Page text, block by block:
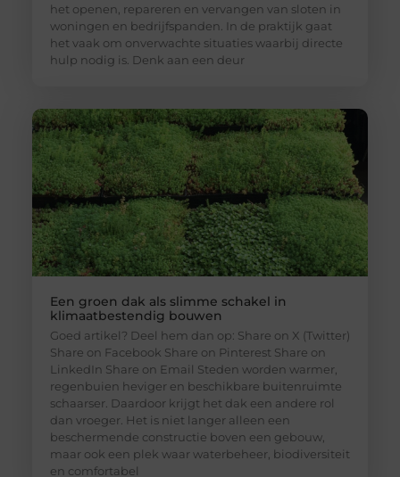
het openen, repareren en vervangen van sloten in
woningen en bedrijfspanden. In de praktijk gaat
het vaak om onverwachte situaties waarbij directe
hulp nodig is. Denk aan een deur
Een groen dak als slimme schakel in
klimaatbestendig bouwen
Goed artikel? Deel hem dan op: Share on X (Twitter)
Share on Facebook Share on Pinterest Share on
LinkedIn Share on Email Steden worden warmer,
regenbuien heviger en beschikbare buitenruimte
schaarser. Daardoor krijgt het dak een andere rol
dan vroeger. Het is niet langer alleen een
beschermende constructie boven een gebouw,
maar ook een plek waar waterbeheer, biodiversiteit
en comfortabel